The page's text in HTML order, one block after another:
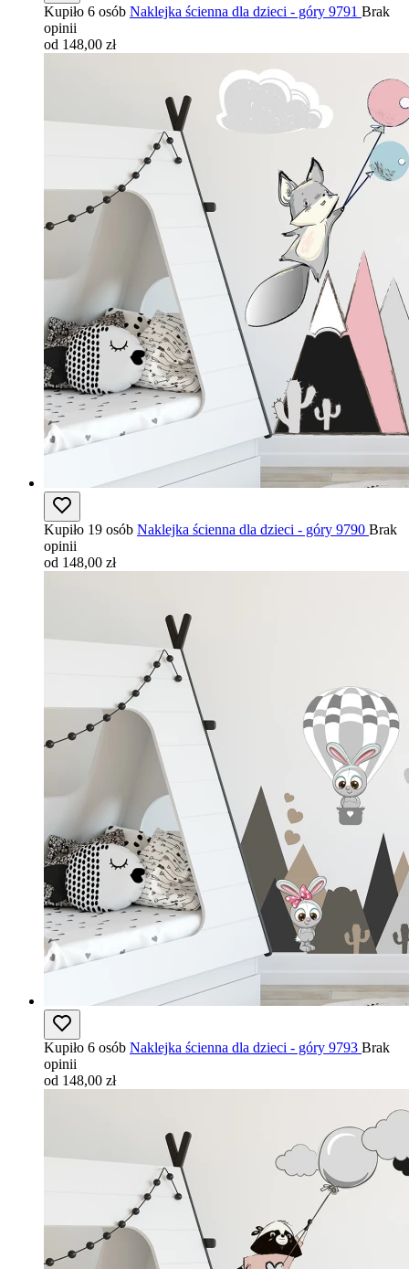
Kupiło 6 osób Naklejka ścienna dla dzieci - góry 9791 Brak
opinii
od 148,00 zł
Kupiło 19 osób Naklejka ścienna dla dzieci - góry 9790 Brak
opinii
od 148,00 zł
Kupiło 6 osób Naklejka ścienna dla dzieci - góry 9793 Brak
opinii
od 148,00 zł